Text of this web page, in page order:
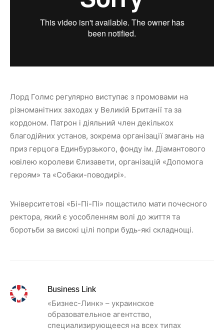
Лорд Голмс регулярно виступає з промовами на
різноманітних заходах у Великій Британії та за
кордоном. Патрон і діяльний член декількох
благодійних установ, зокрема організації змагань на
приз герцога Единбурзького, фонду ім. Діамантового
ювілею королеви Єлизавети, організацій «Допомога
героям» та «Собаки-поводирі».
Університетові «Бі-Пі-Пі» пощастило мати почесного
ректора, який є уособленням волі до життя та
боротьби за високі цілі попри будь-які складнощі.
Business Link
«Бизнес-Линк» – украинское
образовательное агентство,
специализирующееся на всех типах